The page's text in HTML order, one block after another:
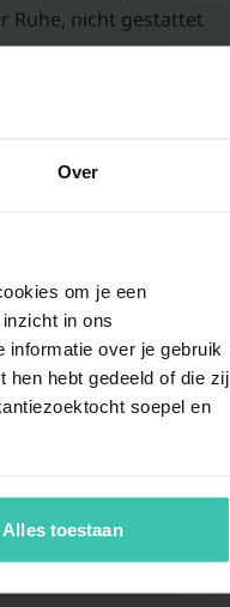
Over
om je een
in ons
informatie over je gebruik
hen hebt gedeeld of die zij
soepel en
Alles toestaan
Ruhe, nicht gestattet
(4 Kochplatten, Gas)
Gefrierkombination